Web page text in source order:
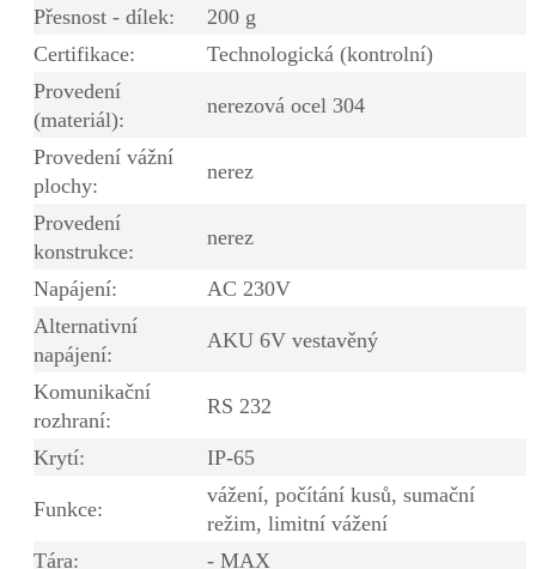
Přesnost - dílek:
200 g
Certifikace:
Technologická (kontrolní)
Provedení
(materiál):
nerezová ocel 304
Provedení vážní
plochy:
nerez
Provedení
konstrukce:
nerez
Napájení:
AC 230V
Alternativní
napájení:
AKU 6V vestavěný
Komunikační
rozhraní:
RS 232
Krytí: IP-65
Funkce:
vážení, počítání kusů, sumační
režim, limitní vážení
Tára:
- MAX